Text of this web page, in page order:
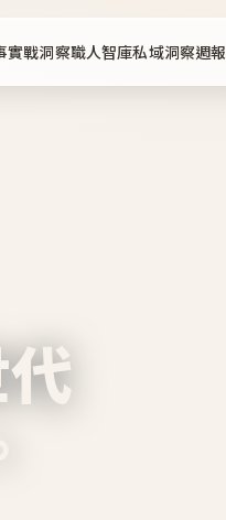
實戰洞察職人智庫私域洞察週報